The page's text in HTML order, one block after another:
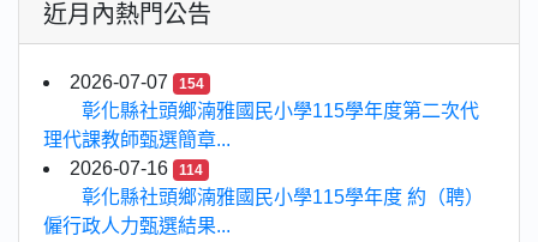
近月內熱門公告
2026-07-07 154
彰化縣社頭鄉湳雅國民小學115學年度第二次代
理代課教師甄選簡章...
2026-07-16
114
彰化縣社頭鄉湳雅國民小學115學年度 約（聘）
僱行政人力甄選結果...